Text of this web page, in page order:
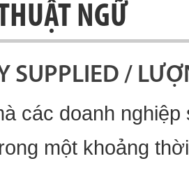
NGỮ
SUPPLIED /
các doanh
một khoảng